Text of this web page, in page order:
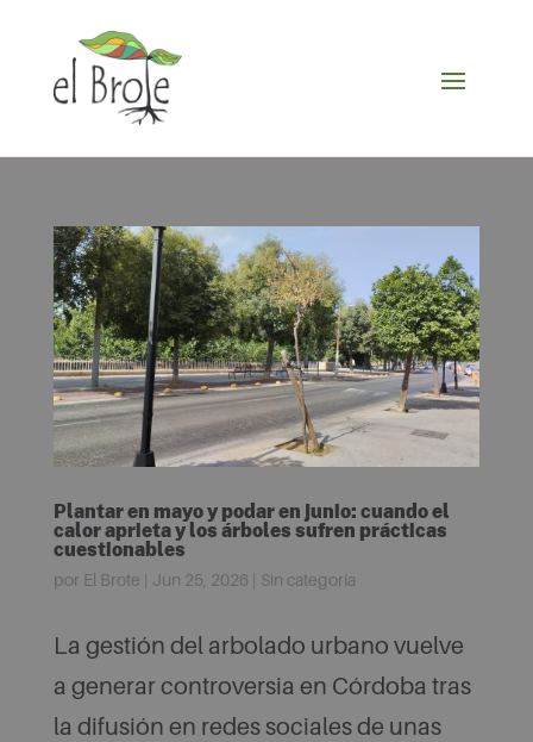
Plantar en mayo y podar en junio: cuando el
calor aprieta y los árboles sufren prácticas
cuestionables
por El Brote Jun 25, 2026 Sin categoría
La gestión del arbolado urbano vuelve
a generar controversia en Córdoba tras
la difusión en redes sociales de unas